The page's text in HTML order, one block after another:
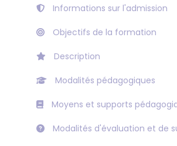
Informations sur l'admission
Objectifs de la formation
Description
Modalités pédagogiques
Moyens et supports
Modalités d'évaluation et de